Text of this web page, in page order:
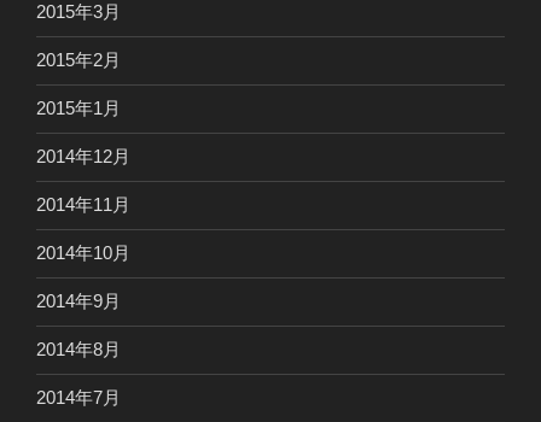
2015年3月
2015年2月
2015年1月
2014年12月
2014年11月
2014年10月
2014年9月
2014年8月
2014年7月